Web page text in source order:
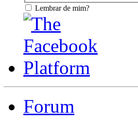
Lembrar de mim?
Forum